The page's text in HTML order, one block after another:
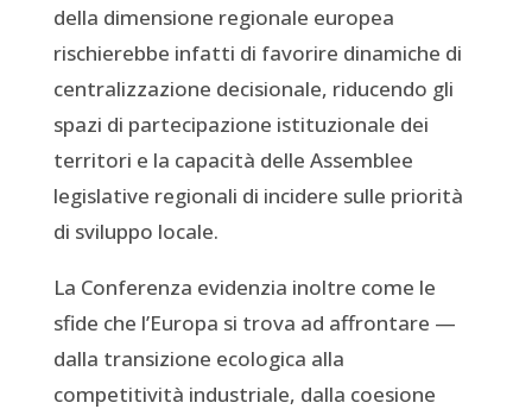
della dimensione regionale europea
rischierebbe infatti di favorire dinamiche di
centralizzazione decisionale, riducendo gli
spazi di partecipazione istituzionale dei
territori e la capacità delle Assemblee
legislative regionali di incidere sulle priorità
di sviluppo locale.
La Conferenza evidenzia inoltre come le
sfide che l’Europa si trova ad affrontare —
dalla transizione ecologica alla
competitività industriale, dalla coesione